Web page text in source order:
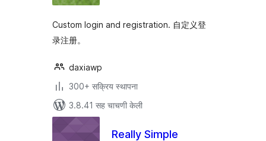
Custom login and registration. 自定义登
录注册。
daxiawp
300+ सक्रिय स्थापना
3.8.41 सह चाचणी केली
Really Simple